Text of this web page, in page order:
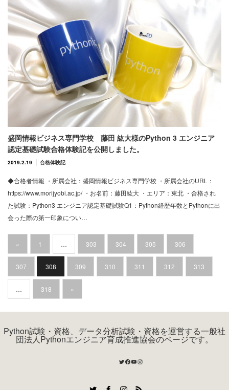
盛岡情報ビジネス専門学校 藤田 紘大様のPython 3 エンジニア
認定基礎試験合格体験記を公開しました。
2019.2.19 合格体験記
◆合格者情報 ・所属会社：盛岡情報ビジネス専門学校 ・所属会社のURL：
https://www.morijyobi.ac.jp/ ・お名前：藤田紘大 ・エリア：東北 ・合格され
た試験：Python3 エンジニア認定基礎試験Q1：Python経歴年数とPythonに出
会った際の第一印象につい…
« 1 … 303 304 305 306
307 308 309 310 311 312 313
… 318 »
Python試験・資格、データ分析試験・資格を運営する一般社
団法人Pythonエンジニア育成推進協会のページです。
Twitter
Facebook
YouTube
Instagram
RSS